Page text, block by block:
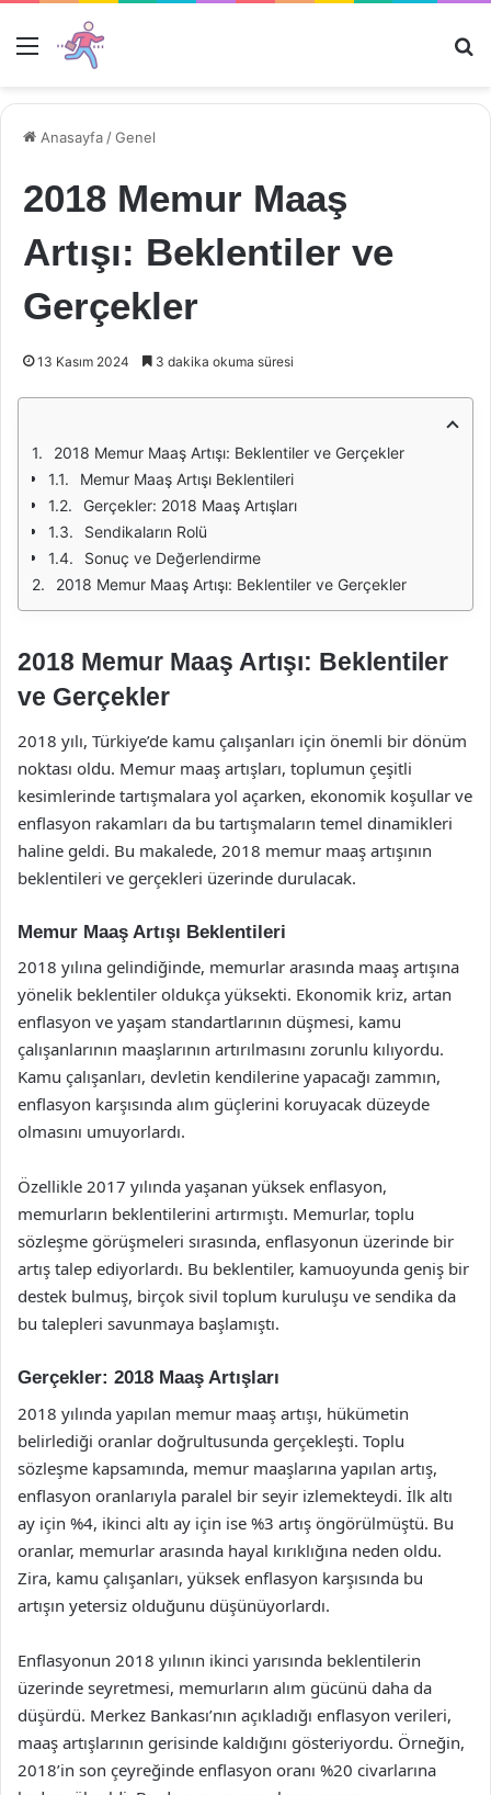
Menü
Anasayfa /Genel
2018 Memur Maaş
Artışı: Beklentiler ve
Gerçekler
13 Kasım 2024 3 dakika okuma süresi
2018 Memur Maaş Artışı: Beklentiler ve Gerçekler
Memur Maaş Artışı Beklentileri
Gerçekler: 2018 Maaş Artışları
Sendikaların Rolü
Sonuç ve Değerlendirme
2018 Memur Maaş Artışı: Beklentiler ve Gerçekler
2018 Memur Maaş Artışı: Beklentiler
ve Gerçekler
2018 yılı, Türkiye’de kamu çalışanları için önemli bir dönüm
noktası oldu. Memur maaş artışları, toplumun çeşitli
kesimlerinde tartışmalara yol açarken, ekonomik koşullar ve
enflasyon rakamları da bu tartışmaların temel dinamikleri
haline geldi. Bu makalede, 2018 memur maaş artışının
beklentileri ve gerçekleri üzerinde durulacak.
Memur Maaş Artışı Beklentileri
2018 yılına gelindiğinde, memurlar arasında maaş artışına
yönelik beklentiler oldukça yüksekti. Ekonomik kriz, artan
enflasyon ve yaşam standartlarının düşmesi, kamu
çalışanlarının maaşlarının artırılmasını zorunlu kılıyordu.
Kamu çalışanları, devletin kendilerine yapacağı zammın,
enflasyon karşısında alım güçlerini koruyacak düzeyde
olmasını umuyorlardı.
Özellikle 2017 yılında yaşanan yüksek enflasyon,
memurların beklentilerini artırmıştı. Memurlar, toplu
sözleşme görüşmeleri sırasında, enflasyonun üzerinde bir
artış talep ediyorlardı. Bu beklentiler, kamuoyunda geniş bir
destek bulmuş, birçok sivil toplum kuruluşu ve sendika da
bu talepleri savunmaya başlamıştı.
Gerçekler: 2018 Maaş Artışları
2018 yılında yapılan memur maaş artışı, hükümetin
belirlediği oranlar doğrultusunda gerçekleşti. Toplu
sözleşme kapsamında, memur maaşlarına yapılan artış,
enflasyon oranlarıyla paralel bir seyir izlemekteydi. İlk altı
ay için %4, ikinci altı ay için ise %3 artış öngörülmüştü. Bu
oranlar, memurlar arasında hayal kırıklığına neden oldu.
Zira, kamu çalışanları, yüksek enflasyon karşısında bu
artışın yetersiz olduğunu düşünüyorlardı.
Enflasyonun 2018 yılının ikinci yarısında beklentilerin
üzerinde seyretmesi, memurların alım gücünü daha da
düşürdü. Merkez Bankası’nın açıkladığı enflasyon verileri,
maaş artışlarının gerisinde kaldığını gösteriyordu. Örneğin,
2018’in son çeyreğinde enflasyon oranı %20 civarlarına